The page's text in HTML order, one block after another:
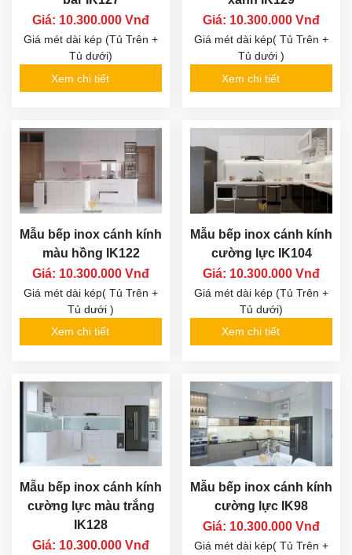
Giá: 10.300.000 Vnđ
Giá mét dài kép (Tủ Trên +
Tủ dưới)
Xem chi tiết
Giá: 10.300.000 Vnđ
Giá mét dài kép( Tủ Trên +
Tủ dưới )
Xem chi tiết
Mẫu bếp inox cánh kính
màu hồng IK122
Giá: 10.300.000 Vnđ
Giá mét dài kép( Tủ Trên +
Tủ dưới )
Xem chi tiết
Mẫu bếp inox cánh kính
cường lực IK104
Giá: 10.300.000 Vnđ
Giá mét dài kép (Tủ Trên +
Tủ dưới)
Xem chi tiết
Mẫu bếp inox cánh kính
cường lực màu trắng
IK128
Giá: 10.300.000 Vnđ
Mẫu bếp inox cánh kính
cường lực IK98
Giá: 10.300.000 Vnđ
Giá mét dài kép( Tủ Trên +